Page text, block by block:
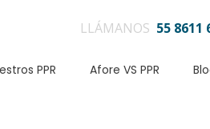
LLÁMANOS 55 8611
PPR Afore VS PPR